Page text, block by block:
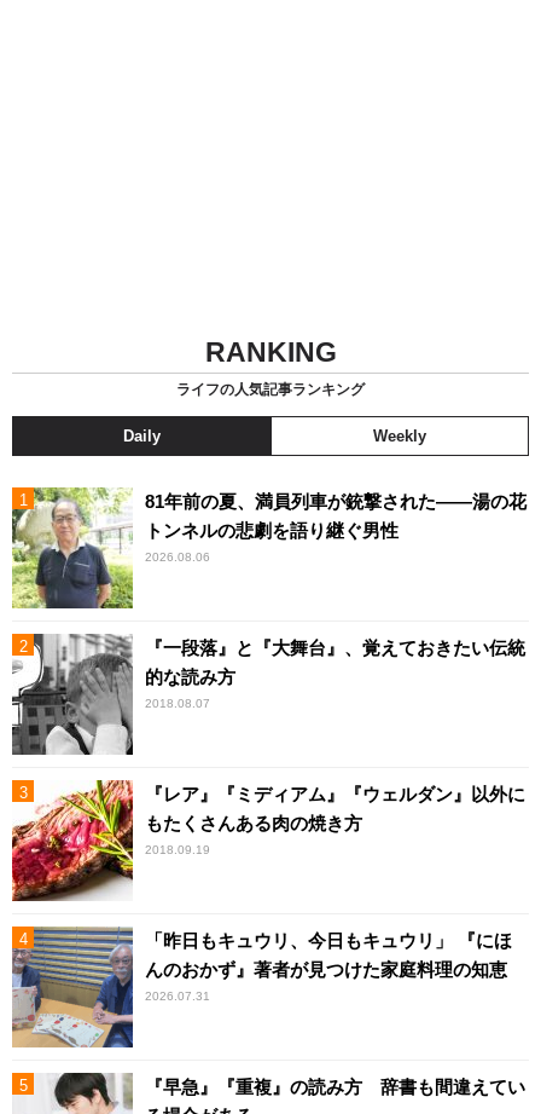
RANKING
ライフの人気記事ランキング
Daily Weekly
81年前の夏、満員列車が銃撃された――湯の花
トンネルの悲劇を語り継ぐ男性
2026.08.06
『一段落』と『大舞台』、覚えておきたい伝統
的な読み方
2018.08.07
『レア』『ミディアム』『ウェルダン』以外に
もたくさんある肉の焼き方
2018.09.19
「昨日もキュウリ、今日もキュウリ」 『にほ
んのおかず』著者が見つけた家庭料理の知恵
2026.07.31
『早急』『重複』の読み方 辞書も間違えてい